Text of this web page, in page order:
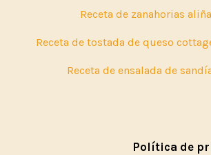
Receta de zanahorias
Receta de tostada de queso
Receta de ensalada de
Política de